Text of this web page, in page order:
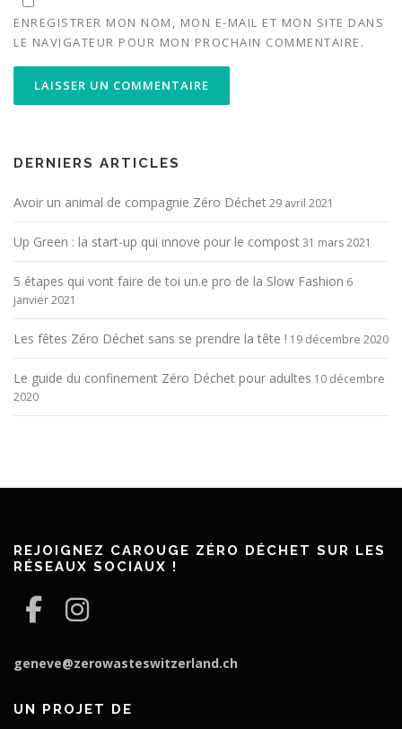
ENREGISTRER MON NOM, MON E-MAIL ET MON SITE DANS
LE NAVIGATEUR POUR MON PROCHAIN COMMENTAIRE.
DERNIERS ARTICLES
Avoir un animal de compagnie Zéro Déchet29 avril 2021
Up Green : la start-up qui innove pour le compost31 mars 2021
5 étapes qui vont faire de toi un.e pro de la Slow Fashion 6
janvier 2021
Les fêtes Zéro Déchet sans se prendre la tête ! 19 décembre 2020
Le guide du confinement Zéro Déchet pour adultes 10 décembre
2020
REJOIGNEZ CAROUGE ZÉRO DÉCHET SUR LES
RÉSEAUX SOCIAUX !
geneve@zerowasteswitzerland.ch
UN PROJET DE